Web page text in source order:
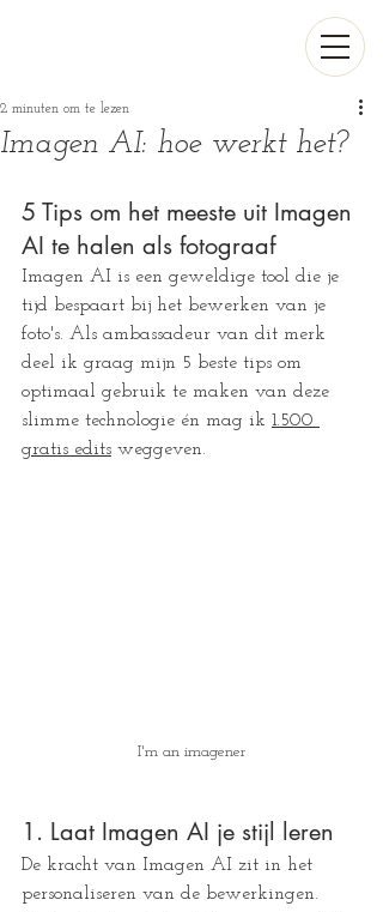
Imagen AI: hoe werkt het?
2 minuten om te lezen
5 Tips om het meeste uit Imagen
AI te halen als fotograaf
Imagen AI is een geweldige tool die je
tijd bespaart bij het bewerken van je
foto's. Als ambassadeur van dit merk
deel ik graag mijn 5 beste tips om
optimaal gebruik te maken van deze
slimme technologie én mag ik 1.500
gratis edits weggeven.
I'm an imagener
1. Laat Imagen AI je stijl leren
De kracht van Imagen AI zit in het
personaliseren van de bewerkingen.